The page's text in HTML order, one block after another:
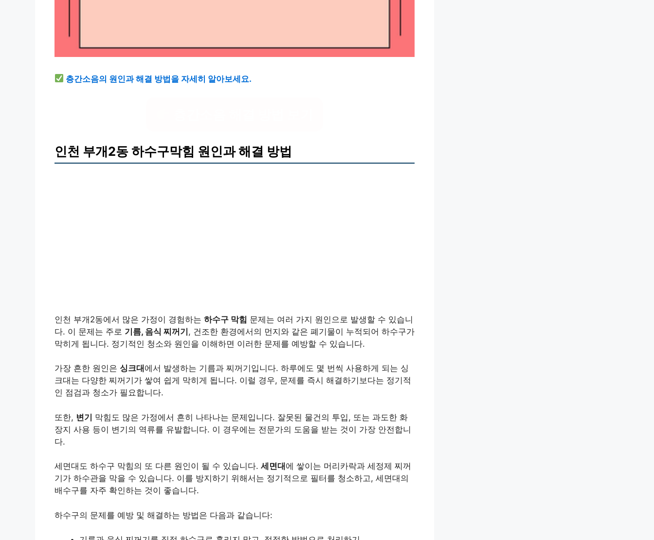
층간소음의 원인과 해결 방법을 자세히 알아보세요.
인천 부개2동 하수구막힘 원인과 해결 방법
인천 부개2동에서 많은 가정이 경험하는 하수구 막힘 문제는 여러 가지 원인으로 발생할 수 있습니
다. 이 문제는 주로 기름, 음식 찌꺼기, 건조한 환경에서의 먼지와 같은 폐기물이 누적되어 하수구가
막히게 됩니다. 정기적인 청소와 원인을 이해하면 이러한 문제를 예방할 수 있습니다.
가장 흔한 원인은 싱크대 에서 발생하는 기름과 찌꺼기입니다. 하루에도 몇 번씩 사용하게 되는 싱
크대는 다양한 찌꺼기가 쌓여 쉽게 막히게 됩니다. 이럴 경우, 문제를 즉시 해결하기보다는 정기적
인 점검과 청소가 필요합니다.
또한, 변기 막힘도 많은 가정에서 흔히 나타나는 문제입니다. 잘못된 물건의 투입, 또는 과도한 화
장지 사용 등이 변기의 역류를 유발합니다. 이 경우에는 전문가의 도움을 받는 것이 가장 안전합니
다.
세면대도 하수구 막힘의 또 다른 원인이 될 수 있습니다. 세면대 에 쌓이는 머리카락과 세정제 찌꺼
기가 하수관을 막을 수 있습니다. 이를 방지하기 위해서는 정기적으로 필터를 청소하고, 세면대의
배수구를 자주 확인하는 것이 좋습니다.
하수구의 문제를 예방 및 해결하는 방법은 다음과 같습니다: